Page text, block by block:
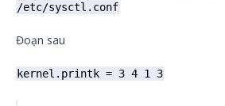
/etc/sysctl.conf
Đoạn sau
kernel.printk = 3 4 1 3